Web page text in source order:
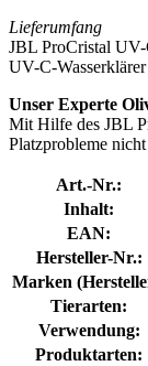
Lieferumfang
JBL ProCristal
UV-C-Wasserklärer
Unser Experte
Mit Hilfe des JBL
Platzprobleme
Art.-Nr.:
Inhalt:
EAN:
Hersteller-Nr.:
Marken
Tierarten:
Verwendung:
Produktarten: